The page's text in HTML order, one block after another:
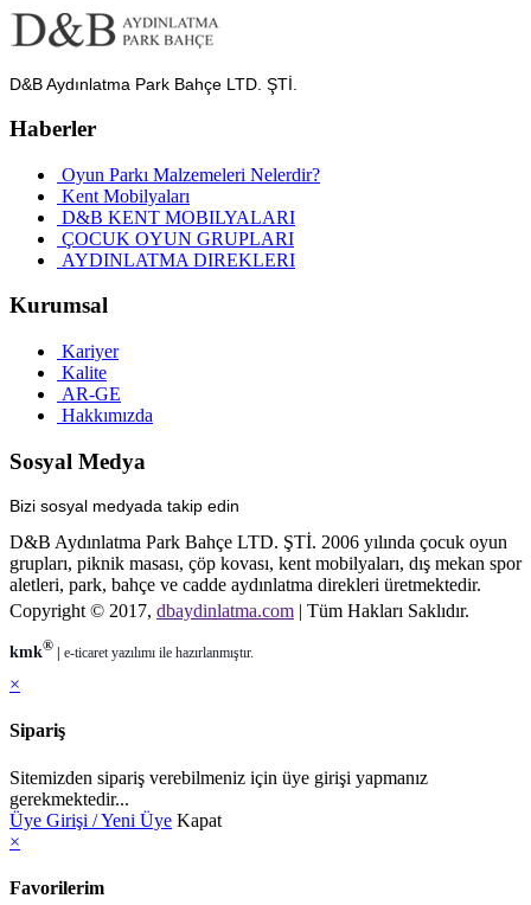
D&B Aydınlatma Park Bahçe LTD. ŞTİ.
Haberler
Oyun Parkı Malzemeleri Nelerdir?
Kent Mobilyaları
D&B KENT MOBILYALARI
ÇOCUK OYUN GRUPLARI
AYDINLATMA DIREKLERI
Kurumsal
Kariyer
Kalite
AR-GE
Hakkımızda
Sosyal Medya
Bizi sosyal medyada takip edin
D&B Aydınlatma Park Bahçe LTD. ŞTİ. 2006 yılında çocuk oyun
grupları, piknik masası, çöp kovası, kent mobilyaları, dış mekan spor
aletleri, park, bahçe ve cadde aydınlatma direkleri üretmektedir.
Copyright © 2017, dbaydinlatma.com | Tüm Hakları Saklıdır.
kmk® e-ticaretyazılımı ile hazırlanmıştır.
×
Sipariş
Sitemizden sipariş verebilmeniz için üye girişi yapmanız
gerekmektedir...
Üye Girişi / Yeni Üye Kapat
×
Favorilerim